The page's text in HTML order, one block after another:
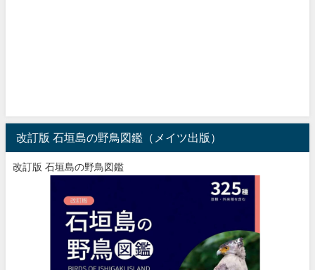
改訂版 石垣島の野鳥図鑑（メイツ出版）
改訂版 石垣島の野鳥図鑑